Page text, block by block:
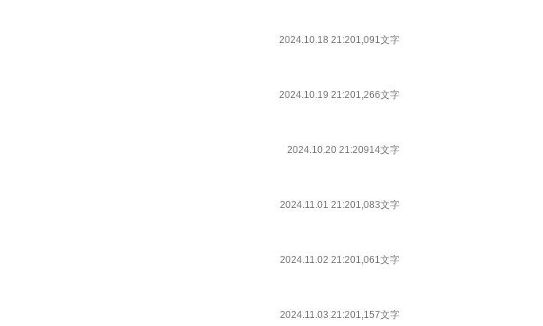
2024.10.18 21:201,091文字
2024.10.19 21:201,266文字
2024.10.20 21:20914文字
2024.11.01 21:201,083文字
2024.11.02 21:201,061文字
2024.11.03 21:201,157文字